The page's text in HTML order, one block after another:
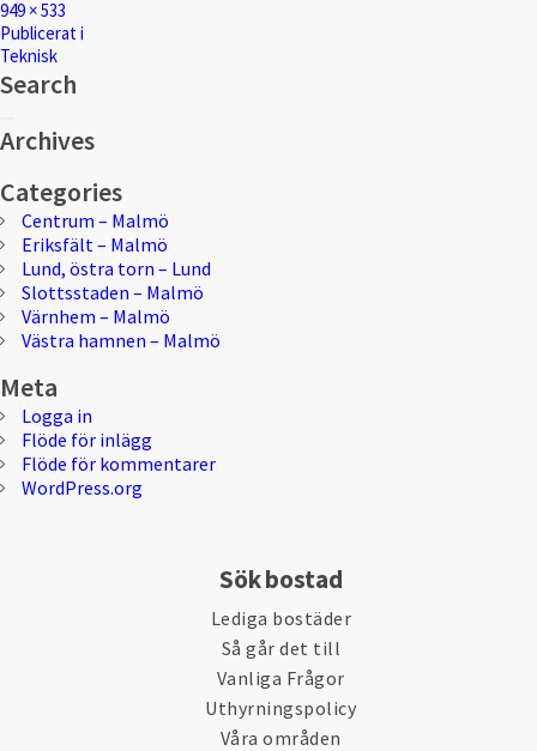
Full
storlek
949 × 533
Inläggsnavigering
Publicerat i
Teknisk
Search
efter:
Archives
Categories
Centrum – Malmö
Eriksfält – Malmö
Lund, östra torn – Lund
Slottsstaden – Malmö
Värnhem – Malmö
Västra hamnen – Malmö
Meta
Logga in
Flöde för inlägg
Flöde för kommentarer
WordPress.org
Sök bostad
Lediga bostäder
Så går det till
Vanliga Frågor
Uthyrningspolicy
Våra områden